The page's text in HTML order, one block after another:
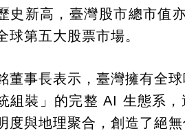
史新高，臺灣股市總市值
球第五大股票市場。
董事長表示，臺灣擁有全
組裝」的完整 AI 生態系，
度與地理聚合，創造了絕